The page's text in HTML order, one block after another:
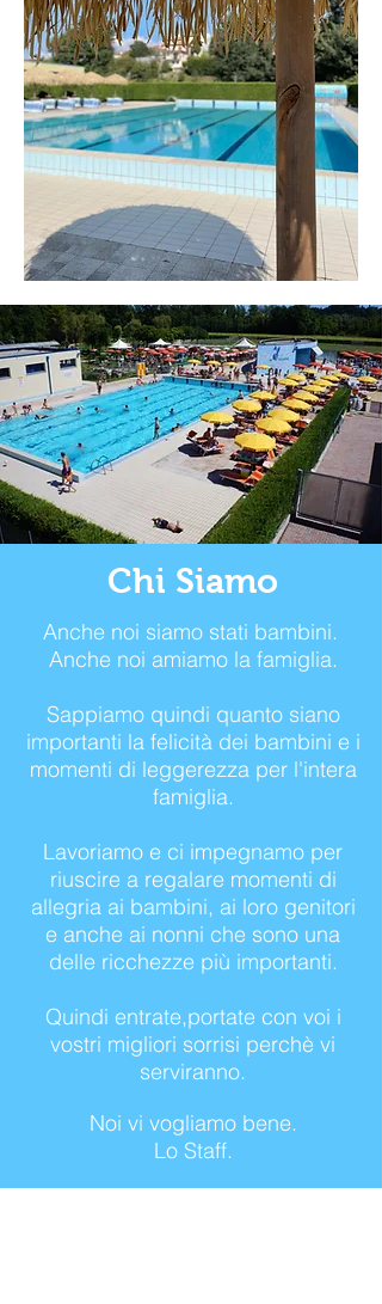
Chi Siamo
Anche noi siamo stati bambini.
Anche noi amiamo la famiglia.
Sappiamo quindi quanto siano
importanti la felicità dei bambini e i
momenti di leggerezza per l'intera
famiglia.
Lavoriamo e ci impegnamo per
riuscire a regalare momenti di
allegria ai bambini, ai loro genitori
e anche ai nonni che sono una
delle ricchezze più importanti.
Quindi entrate,portate con voi i
vostri migliori sorrisi perchè vi
serviranno.
Noi vi vogliamo bene.
Lo Staff.